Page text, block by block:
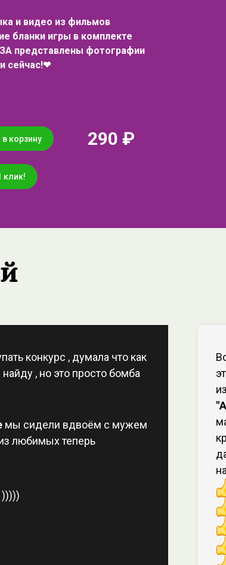
и видео из фильмов
бланки игры в комплекте
представлены фотографии
сейчас!❤
корзину 290 ₽
клик!
конкурс , думала что как
, но это просто бомба
мы сидели вдвоём с мужем
любимых теперь